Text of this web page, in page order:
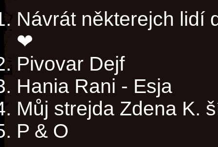
Návrát některejch lidí
❤
Pivovar Dejf
Hania Rani - Esja
Můj strejda Zdena K.
P & O